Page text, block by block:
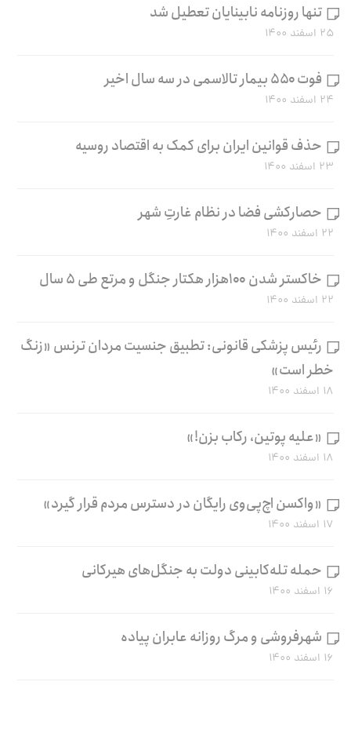
تنها روزنامه نابینایان تعطیل شد
۲۵ اسفند ۱۴۰۰
فوت ۵۵۰ بیمار تالاسمی در سه سال اخیر
۲۴ اسفند ۱۴۰۰
حذف قوانین ایران برای کمک به اقتصاد روسیه
۲۳ اسفند ۱۴۰۰
حصارکشی فضا در نظام غارتِ شهر
۲۲ اسفند ۱۴۰۰
خاکستر شدن ۱۰۰هزار هکتار جنگل و مرتع طی ۵ سال
۲۲ اسفند ۱۴۰۰
رئیس پزشکی قانونی: تطبیق جنسیت مردان ترنس «زنگ
خطر است»
۱۸ اسفند ۱۴۰۰
«علیه پوتین، رکاب بزن!»
۱۸ اسفند ۱۴۰۰
«واکسن اچ‌پی‌وی رایگان در دسترس مردم قرار گیرد»
۱۷ اسفند ۱۴۰۰
حمله تله‌کابینی دولت به جنگل‌های هیرکانی
۱۶ اسفند ۱۴۰۰
شهرفروشی و مرگ روزانه عابران پیاده
۱۶ اسفند ۱۴۰۰